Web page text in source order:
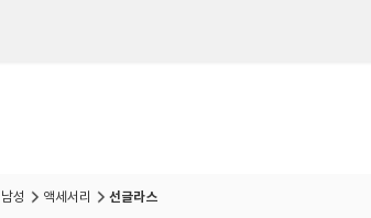
남성 액세서리 선글라스